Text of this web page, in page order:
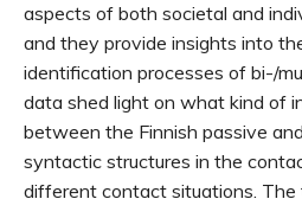
aspects of both societal and
and they provide insights into
identification processes of bi-/
data shed light on what kind of
between the Finnish passive
syntactic structures in the
different contact situations. The